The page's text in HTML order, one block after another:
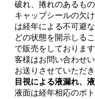
破れ、捲れのあるも
キャップシールの欠
は経年による不可避
どの状態を開示しる
で販売をしておりま
客様はお問い合わせ
お送りさせていただき
目視による液漏れ、
液面は経年相応のボ